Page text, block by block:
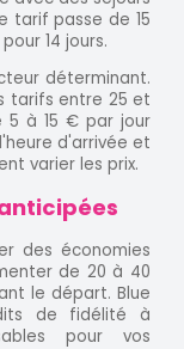
tarif passe de 15
14 jours.
déterminant.
tarifs entre 25 et
5 à 15 € par jour
d'arrivée et
varier les prix.
des économies
de 20 à 40
le départ. Blue
de fidélité à
pour vos